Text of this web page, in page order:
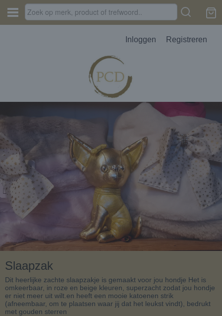
Inloggen Registreren
Slaapzak
Dit heerlijke zachte slaapzakje is gemaakt voor jou hondje Het is
omkeerbaar, in roze en beige kleuren, superzacht zodat jou hondje
er niet meer uit wilt.en heeft een mooie katoenen strik
(afneembaar, om te plaatsen waar jij dat het leukst vindt), bedrukt
met gouden sterren